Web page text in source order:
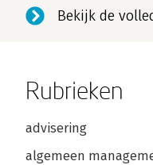
Bekijk de
Rubrieken
advisering
algemeen